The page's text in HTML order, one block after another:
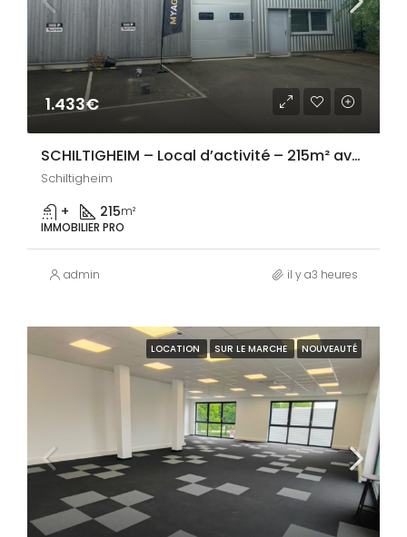
1.433€
SCHILTIGHEIM – Local d’activité – 215m² avec porte sectionnelle
Schiltigheim
+ 215m²
IMMOBILIER PRO
admin il y a3 heures
LOCATION SUR LE MARCHE NOUVEAUTÉ